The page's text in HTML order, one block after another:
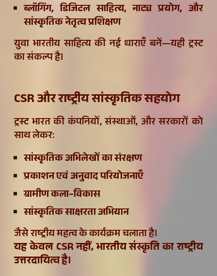
ब्लॉगिंग, डिजिटल साहित्य, नाट्य प्रयोग, और
सांस्कृतिक नेतृत्व प्रशिक्षण
युवा भारतीय साहित्य की नई धाराएँ बनें—यही ट्रस्ट
का संकल्प है।
CSR और राष्ट्रीय सांस्कृतिक सहयोग
ट्रस्ट भारत की कंपनियों, संस्थाओं, और सरकारों को
साथ लेकर:
सांस्कृतिक अभिलेखों का संरक्षण
प्रकाशन एवं अनुवाद परियोजनाएँ
ग्रामीण कला–विकास
सांस्कृतिक साक्षरता अभियान
जैसे राष्ट्रीय महत्व के कार्यक्रम चलाता है।
यह केवल CSR नहीं,भारतीय संस्कृति का राष्ट्रीय
उत्तरदायित्व है।